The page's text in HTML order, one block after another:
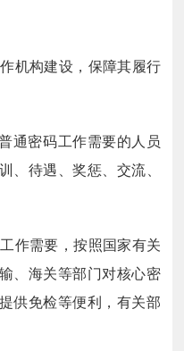
机构建设，保障其履行
通密码工作需要的人员
、待遇、奖惩、交流、
作需要，按照国家有关
、海关等部门对核心密
供免检等便利，有关部